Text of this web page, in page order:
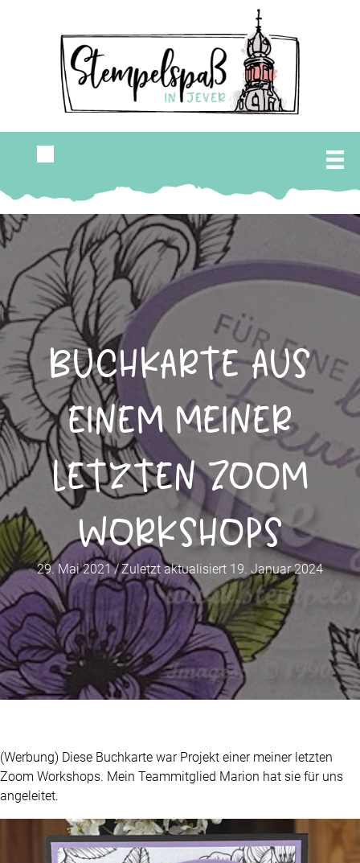
Buchkarte aus
einem meiner
letzten Zoom
Workshops
29. Mai 2021/Zuletzt aktualisiert 19. Januar 2024
(Werbung) Diese Buchkarte war Projekt einer meiner letzten
Zoom Workshops. Mein Teammitglied Marion hat sie für uns
angeleitet.